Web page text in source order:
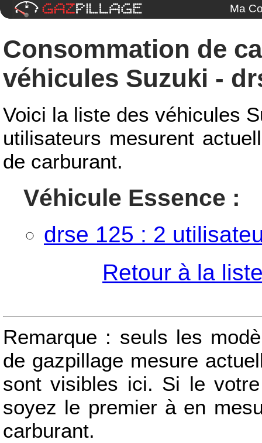
Ma
Consommation de
véhicules Suzuki -
Voici la liste des véhicules
utilisateurs mesurent
de carburant.
Véhicule Essence :
drse 125 : 2
Retour à la
Remarque : seuls les
de gazpillage mesure
sont visibles ici. Si le
soyez le premier à en
carburant.